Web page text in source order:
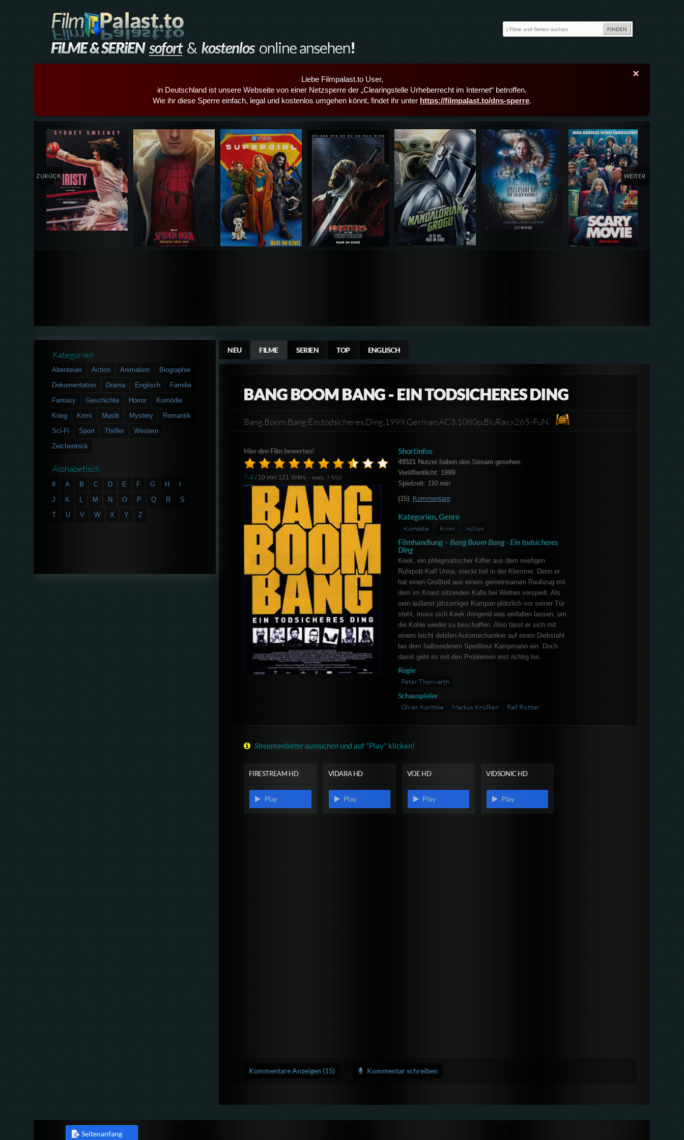
×
Liebe Filmpalast.to User,
in Deutschland ist unsere Webseite von einer Netzsperre der „Clearingstelle Urheberrecht im Internet“ betroffen.
Wie ihr diese Sperre einfach, legal und kostenlos umgehen könnt, findet ihr unter https://filmpalast.to/dns-sperre.
Details,Play Details,Play Details,Play Details,Play Details,Play Details,Play Details,Play
ZURÜCK WEITER
NEU FILME SERIEN TOP ENGLISCH
BANG BOOM BANG - EIN TODSICHERES DING
Bang.Boom.Bang.Ein.todsicheres.Ding.1999.German.AC3.1080p.BluRay.x265-FuN
Hier den Film bewerten!
7.4 / 10 von 121 Votes – Imdb: 7.5/10
Shortinfos
49521Nutzer haben den Stream gesehen
Veröffentlicht: 1999
Spielzeit: 110 min
(15) Kommentare
Kategorien, Genre
Komödie Krimi Action
Filmhandlung – Bang Boom Bang - Ein todsicheres
Ding
Keek, ein phlegmatischer Kiffer aus dem miefigen
Ruhrpott-Kaff Unna, steckt tief in der Klemme. Denn er
hat einen Großteil aus einem gemeinsamen Raubzug mit
dem im Knast sitzenden Kalle bei Wetten verspielt. Als
sein äußerst jähzorniger Kumpan plötzlich vor seiner Tür
steht, muss sich Keek dringend was einfallen lassen, um
die Kohle wieder zu beschaffen. Also lässt er sich mit
einem leicht debilen Automechaniker auf einen Diebstahl
bei dem halbseidenen Spediteur Kampmann ein. Doch
damit geht es mit den Problemen erst richtig los.
Regie
Peter Thorwarth
Schauspieler
Oliver Korittke Markus Knüfken Ralf Richter
Streamanbieter aussuchen und auf "Play" klicken!
FIRESTREAM HD
Play
VIDARA HD
Play
VOE HD
Play
VIDSONIC HD
Play
Kommentare Anzeigen (15) Kommentar schreiben
Kategorien
Abenteuer Action Animation
Biographie
Dokumentation
Drama Englisch
Familie
Fantasy
Geschichte Horror
Komödie
Krieg
Krimi Musik Mystery
Romantik
Sci-Fi
Sport Thriller
Western
Zeichentrick
Alphabetisch
# A B C D E F G H
J
K L M N O P Q R
S
T
U V W X Y Z
Seitenanfang